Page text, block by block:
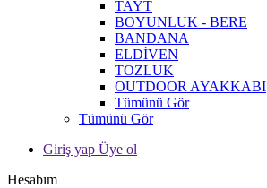
TAYT
BOYUNLUK - BERE
BANDANA
ELDİVEN
TOZLUK
OUTDOOR AYAKKABI
Tümünü Gör
Tümünü Gör
Giriş yap Üye ol
Hesabım